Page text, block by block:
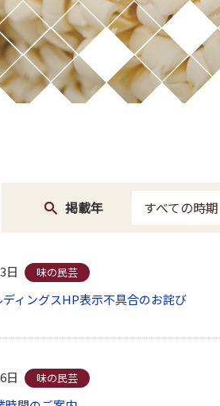
掲載年 すべての時期
日 味の民芸
ィングスHP表示不具合のお詫び
日 味の民芸